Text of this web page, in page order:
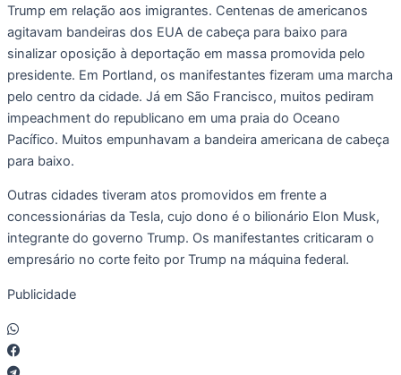
Trump em relação aos imigrantes. Centenas de americanos
agitavam bandeiras dos EUA de cabeça para baixo para
sinalizar oposição à deportação em massa promovida pelo
presidente. Em Portland, os manifestantes fizeram uma marcha
pelo centro da cidade. Já em São Francisco, muitos pediram
impeachment do republicano em uma praia do Oceano
Pacífico. Muitos empunhavam a bandeira americana de cabeça
para baixo.
Outras cidades tiveram atos promovidos em frente a
concessionárias da Tesla, cujo dono é o bilionário Elon Musk,
integrante do governo Trump. Os manifestantes criticaram o
empresário no corte feito por Trump na máquina federal.
Publicidade